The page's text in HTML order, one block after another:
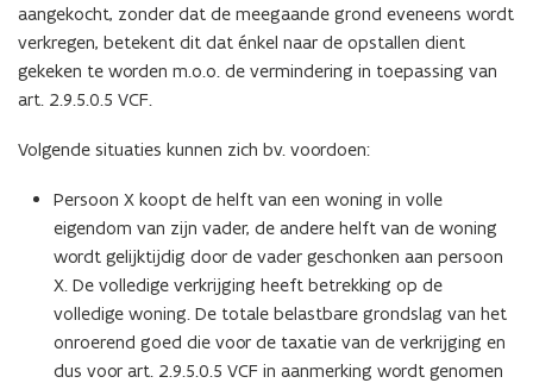
aangekocht, zonder dat de meegaande grond eveneens wordt
verkregen, betekent dit dat énkel naar de opstallen dient
gekeken te worden m.o.o. de vermindering in toepassing van
art. 2.9.5.0.5 VCF.
Volgende situaties kunnen zich bv. voordoen:
Persoon X koopt de helft van een woning in volle
eigendom van zijn vader, de andere helft van de woning
wordt gelijktijdig door de vader geschonken aan persoon
X. De volledige verkrijging heeft betrekking op de
volledige woning. De totale belastbare grondslag van het
onroerend goed die voor de taxatie van de verkrijging en
dus voor art. 2.9.5.0.5 VCF in aanmerking wordt genomen